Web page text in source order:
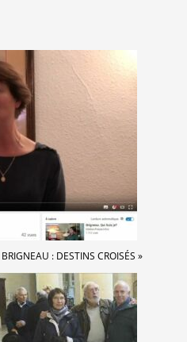
: DESTINS CROISÉS »